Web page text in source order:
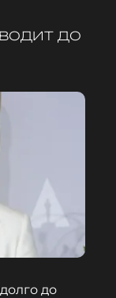
до
до